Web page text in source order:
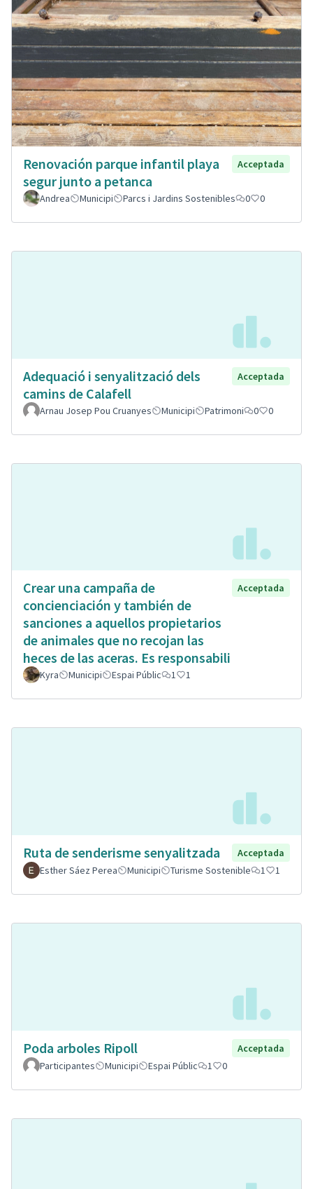
Renovación parque infantil playa
segur junto a petanca
Acceptada
Andrea Municipi Parcs i Jardins Sostenibles 0 0
Adequació i senyalització dels
camins de Calafell
Acceptada
Arnau Josep Pou Cruanyes Municipi Patrimoni 0 0
Crear una campaña de
concienciación y también de
sanciones a aquellos propietarios
de animales que no recojan las
heces de las aceras. Es responsabili
Acceptada
Kyra Municipi Espai Públic 1 1
Ruta de senderisme senyalitzada
Acceptada
Esther Sáez Perea
Municipi Turisme Sostenible 1 1
Poda arboles Ripoll
Acceptada
Participantes
Municipi Espai Públic 1 0